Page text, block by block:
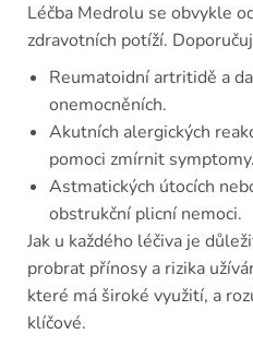
Léčba Medrolu se obvykle
zdravotních potíží.
Reumatoidní artritidě a
onemocněních.
Akutních alergických
pomoci zmírnit symptomy.
Astmatických útocích
obstrukční plicní nemoci.
Jak u každého léčiva je
probrat přínosy a rizika
které má široké využití, a
klíčové.